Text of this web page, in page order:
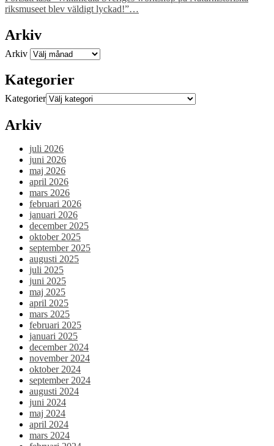
riksmuseet blev väldigt lyckad!”…
Arkiv
Arkiv
Kategorier
Kategorier
Arkiv
juli 2026
juni 2026
maj 2026
april 2026
mars 2026
februari 2026
januari 2026
december 2025
oktober 2025
september 2025
augusti 2025
juli 2025
juni 2025
maj 2025
april 2025
mars 2025
februari 2025
januari 2025
december 2024
november 2024
oktober 2024
september 2024
augusti 2024
juni 2024
maj 2024
april 2024
mars 2024